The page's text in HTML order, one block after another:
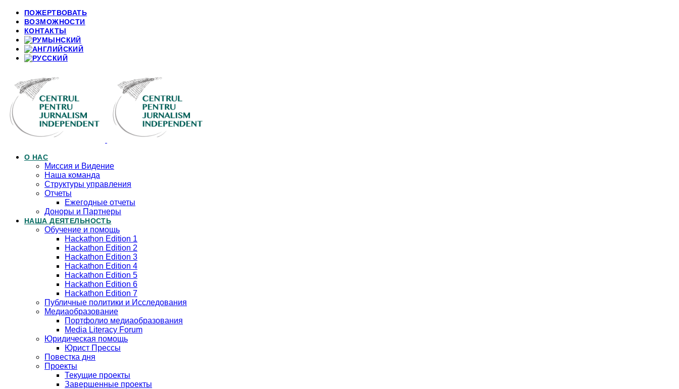
ПОЖЕРТВОВАТЬ
ВОЗМОЖНОСТИ
КОНТАКТЫ
О НАС
Миссия и Видение
Наша команда
Структуры управления
Отчеты
Ежегодные отчеты
Доноры и Партнеры
НАША ДЕЯТЕЛЬНОСТЬ
Обучение и помощь
Hackathon Edition 1
Hackathon Edition 2
Hackathon Edition 3
Hackathon Edition 4
Hackathon Edition 5
Hackathon Edition 6
Hackathon Edition 7
Публичные политики и Исследования
Медиаобразование
Портфолио медиаобразования
Media Literacy Forum
Юридическая помощь
Юрист Прессы
Повестка дня
Проекты
Текущие проекты
Завершенные проекты